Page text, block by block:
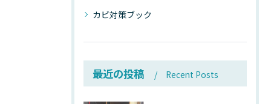
カビ対策ブック
最近の投稿 Recent Posts